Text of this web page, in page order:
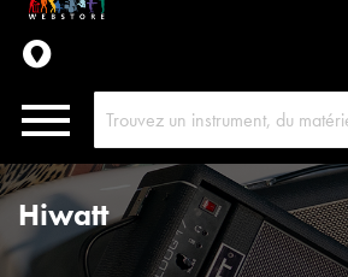
Pièces détachées
Hiwatt